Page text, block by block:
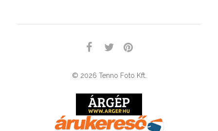
© 2026 Tenno Foto Kft.